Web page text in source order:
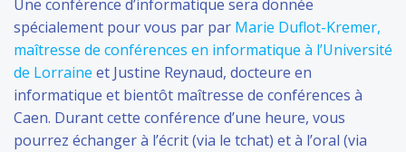
Une conférence d’informatique sera donnée
spécialement pour vous par par Marie Duflot-Kremer,
maîtresse de conférences en informatique à l’Université
de Lorraine et Justine Reynaud, docteure en
informatique et bientôt maîtresse de conférences à
Caen. Durant cette conférence d’une heure, vous
pourrez échanger à l’écrit (via le tchat) et à l’oral (via